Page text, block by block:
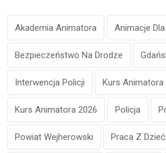
Akademia Animatora Animacje
Bezpieczeństwo Na Drodze
Interwencja Policji Kurs Animatora
Kurs Animatora 2026 Policja
Powiat Wejherowski Praca Z